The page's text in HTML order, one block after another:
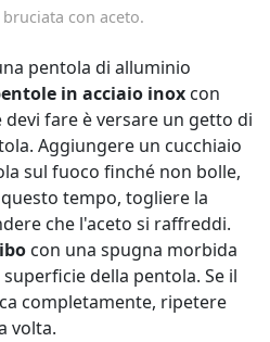
con aceto.
pentola di alluminio
in acciaio inox con
devi fare è versare un getto di
Aggiungere un cucchiaio
sul fuoco finché non bolle,
tempo, togliere la
che l'aceto si raffreddi.
con una spugna morbida
della pentola. Se il
completamente, ripetere
volta.